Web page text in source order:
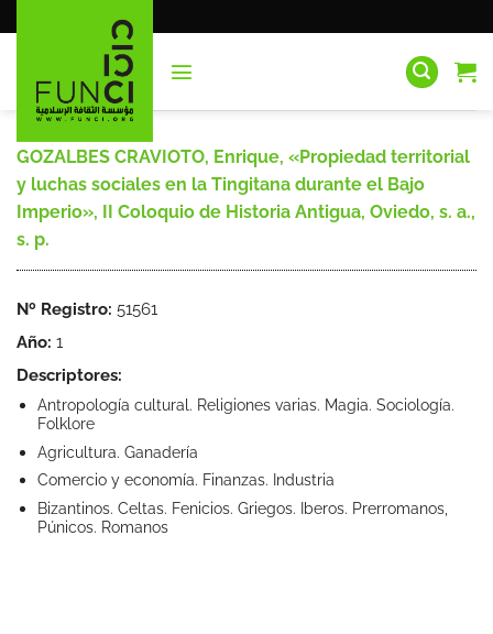
al
GOZALBES CRAVIOTO, Enrique, «Propiedad territorial
y luchas sociales en la Tingitana durante el Bajo
Imperio», II Coloquio de Historia Antigua, Oviedo, s. a.,
s. p.
Nº Registro: 51561
Año: 1
Descriptores:
Antropología cultural. Religiones varias. Magia. Sociología.
Folklore
Agricultura. Ganadería
Comercio y economía. Finanzas. Industria
Bizantinos. Celtas. Fenicios. Griegos. Iberos. Prerromanos,
Púnicos. Romanos